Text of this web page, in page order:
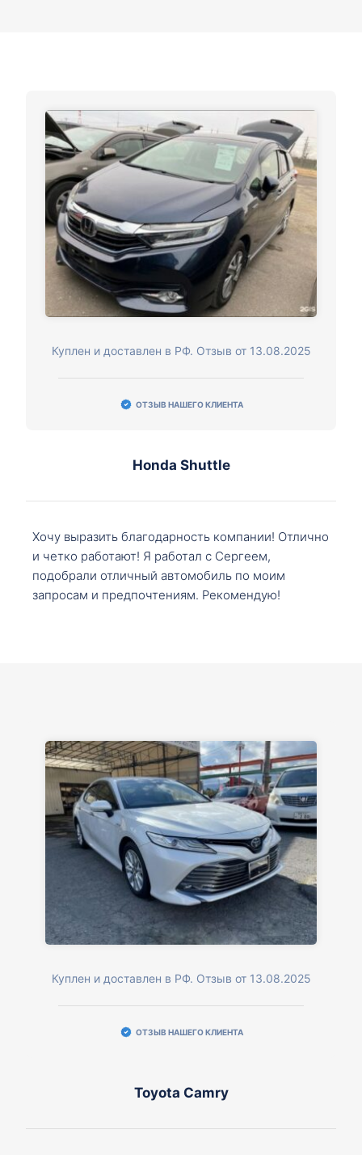
Куплен и доставлен в РФ. Отзыв от 13.08.2025
ОТЗЫВ НАШЕГО КЛИЕНТА
Honda Shuttle
Хочу выразить благодарность компании! Отлично
и четко работают! Я работал с Сергеем,
подобрали отличный автомобиль по моим
запросам и предпочтениям. Рекомендую!
Куплен и доставлен в РФ. Отзыв от 13.08.2025
ОТЗЫВ НАШЕГО КЛИЕНТА
Toyota Camry